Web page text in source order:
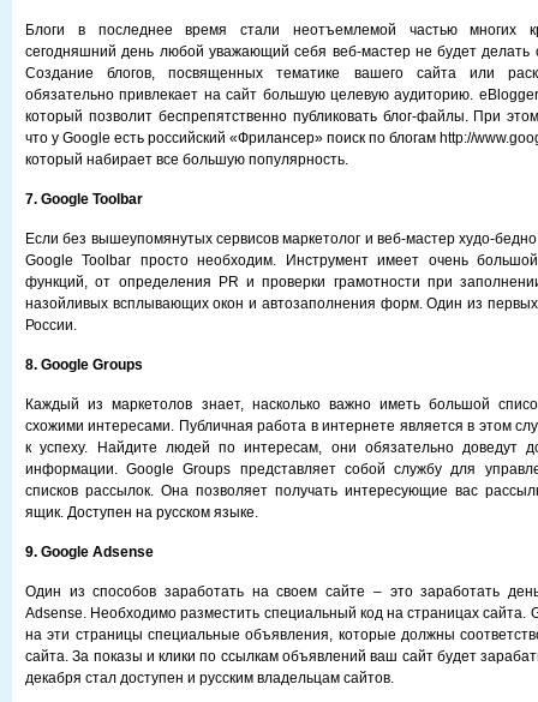
Блоги в последнее время стали неотъемлемой частью многих
сегодняшний день любой уважающий себя веб-мастер не будет делать
Создание блогов, посвященных тематике вашего сайта или
обязательно привлекает на сайт большую целевую аудиторию.
который позволит беспрепятственно публиковать блог-файлы. При
что у Google есть российский «Фрилансер» поиск по блогам http://
который набирает все большую популярность.
7. Google Toolbar
Если без вышеупомянутых сервисов маркетолог и веб-мастер худо-
Google Toolbar просто необходим. Инструмент имеет очень
функций, от определения PR и проверки грамотности при
назойливых всплывающих окон и автозаполнения форм. Один из первых
России.
8. Google Groups
Каждый из маркетолов знает, насколько важно иметь большой
схожими интересами. Публичная работа в интернете является в этом
к успеху. Найдите людей по интересам, они обязательно доведут
информации. Google Groups представляет собой службу для
списков рассылок. Она позволяет получать интересующие вас
ящик. Доступен на русском языке.
9. Google Adsense
Один из способов заработать на своем сайте – это заработать
Adsense. Необходимо разместить специальный код на страницах сайта.
на эти страницы специальные объявления, которые должны
сайта. За показы и клики по ссылкам объявлений ваш сайт будет
декабря стал доступен и русским владельцам сайтов.